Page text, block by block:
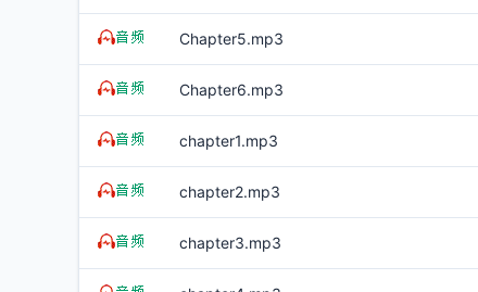
Chapter5.mp3
Chapter6.mp3
chapter1.mp3
chapter2.mp3
chapter3.mp3